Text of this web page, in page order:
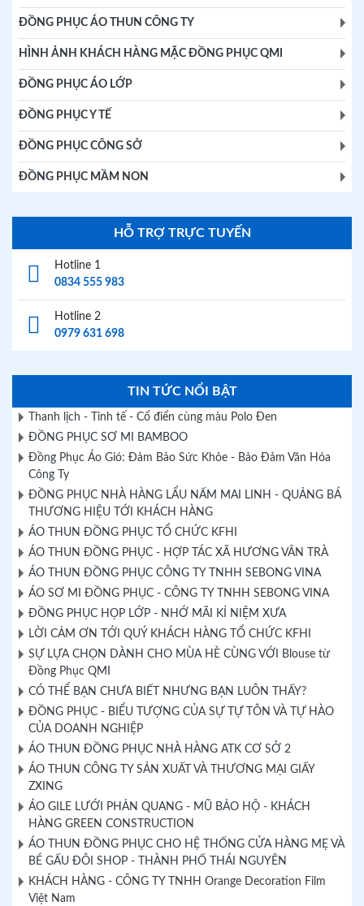
ĐỒNG PHỤC ÁO THUN CÔNG TY
HÌNH ẢNH KHÁCH HÀNG MẶC ĐỒNG PHỤC QMI
ĐỒNG PHỤC ÁO LỚP
ĐỒNG PHỤC Y TẾ
ĐỒNG PHỤC CÔNG SỞ
ĐỒNG PHỤC MẦM NON
HỖ TRỢ TRỰC TUYẾN
Hotline 1
0834 555 983
Hotline 2
0979 631 698
TIN TỨC NỔI BẬT
Thanh lịch - Tinh tế - Cổ điển cùng màu Polo Đen
ĐỒNG PHỤC SƠ MI BAMBOO
Đồng Phục Áo Gió: Đảm Bảo Sức Khỏe - Bảo Đảm Văn Hóa
Công Ty
ĐỒNG PHỤC NHÀ HÀNG LẨU NẤM MAI LINH - QUẢNG BÁ
THƯƠNG HIỆU TỚI KHÁCH HÀNG
ÁO THUN ĐỒNG PHỤC TỔ CHỨC KFHI
ÁO THUN ĐỒNG PHỤC - HỢP TÁC XÃ HƯƠNG VÂN TRÀ
ÁO THUN ĐỒNG PHỤC CÔNG TY TNHH SEBONG VINA
ÁO SƠ MI ĐỒNG PHỤC - CÔNG TY TNHH SEBONG VINA
ĐỒNG PHỤC HỌP LỚP - NHỚ MÃI KỈ NIỆM XƯA
LỜI CẢM ƠN TỚI QUÝ KHÁCH HÀNG TỔ CHỨC KFHI
SỰ LỰA CHỌN DÀNH CHO MÙA HÈ CÙNG VỚI Blouse từ
Đồng Phục QMI
CÓ THỂ BẠN CHƯA BIẾT NHƯNG BẠN LUÔN THẤY?
ĐỒNG PHỤC - BIỂU TƯỢNG CỦA SỰ TỰ TÔN VÀ TỰ HÀO
CỦA DOANH NGHIỆP
ÁO THUN ĐỒNG PHỤC NHÀ HÀNG ATK CƠ SỞ 2
ÁO THUN CÔNG TY SẢN XUẤT VÀ THƯƠNG MẠI GIẤY
ZXING
ÁO GILE LƯỚI PHẢN QUANG - MŨ BẢO HỘ - KHÁCH
HÀNG GREEN CONSTRUCTION
ÁO THUN ĐỒNG PHỤC CHO HỆ THỐNG CỬA HÀNG MẸ VÀ
BÉ GẤU ĐÔI SHOP - THÀNH PHỐ THÁI NGUYÊN
KHÁCH HÀNG - CÔNG TY TNHH Orange Decoration Film
Việt Nam